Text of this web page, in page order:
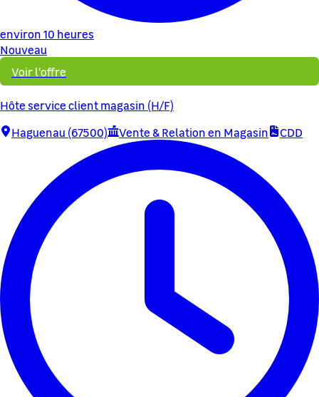
environ 10 heures
Nouveau
Voir l'offre
Hôte service client magasin (H/F)
Haguenau (67500)
Vente & Relation en Magasin CDD